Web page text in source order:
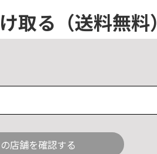
取る （送料無料）
店舗を確認する